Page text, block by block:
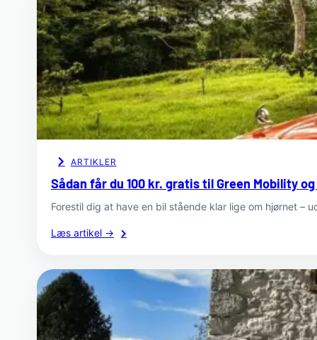
inspirerer
til
indretning,
friluftsliv
og
velvære
ARTIKLER
Sådan får du 100 kr. gratis til Green Mobility
Forestil dig at have en bil stående klar lige om hjørnet –
Læs artikel →: